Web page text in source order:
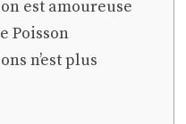
est amoureuse
Poisson
n’est plus